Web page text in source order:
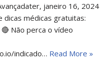
janeiro 16, 2024
dicas médicas gratuitas:
Não perca o vídeo
indicado… Read More »